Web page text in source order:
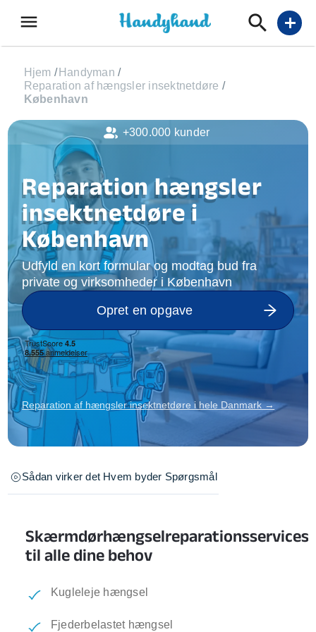
menu add
Hjem / Handyman /
Reparation af hængsler insektnetdøre /
København
Reparation hængsler
insektnetdøre i
København
Udfyld en kort formular og modtag bud fra
private og virksomheder i København
Opret en opgave
Reparation af hængsler insektnetdøre i hele Danmark →
Sådan virker det Hvem byder Spørgsmål
Skærmdørhængselreparationsservices
til alle dine behov
Kugleleje hængsel
Fjederbelastet hængsel
+300.000 kunder